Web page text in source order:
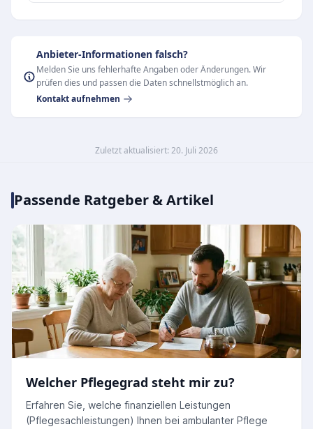
Anbieter-Informationen falsch?
Melden Sie uns fehlerhafte Angaben oder Änderungen. Wir
prüfen dies und passen die Daten schnellstmöglich an.
Kontakt aufnehmen
Zuletzt aktualisiert: 20. Juli 2026
Passende Ratgeber & Artikel
Welcher Pflegegrad steht mir zu?
Erfahren Sie, welche finanziellen Leistungen
(Pflegesachleistungen) Ihnen bei ambulanter Pflege